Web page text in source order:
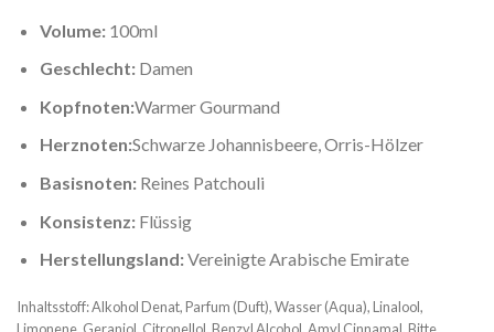
Volume: 100ml
Geschlecht: Damen
Kopfnoten:Warmer Gourmand
Herznoten:Schwarze Johannisbeere, Orris-Hölzer
Basisnoten:Reines Patchouli
Konsistenz: Flüssig
Herstellungsland:Vereinigte Arabische Emirate
Inhaltsstoff: Alkohol Denat, Parfum (Duft), Wasser (Aqua), Linalool,